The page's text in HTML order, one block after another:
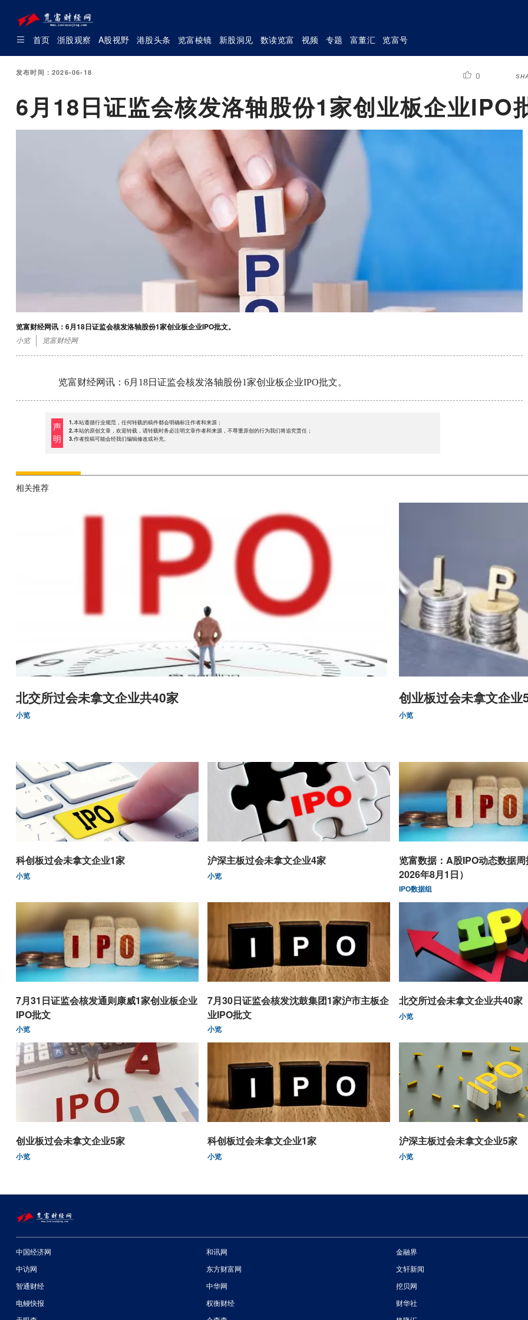
首页 浙股观察 A股视野 港股头条 览富棱镜 新股洞见 数读览富 视频 专题 富董汇 览富号
发布时间：2026-06-18 0
6月18日证监会核发洛轴股份1家创业板企业IPO
览富财经网讯：6月18日证监会核发洛轴股份1家创业板企业IPO批文。
小览 览富财经网
览富财经网讯：6月18日证监会核发洛轴股份1家创业板企业IPO批文。
声
明
1.本站遵循行业规范，任何转载的稿件都会明确标注作者和来源；
2.本站的原创文章，欢迎转载，请转载时务必注明文章作者和来源，不尊重原创的行为我们将追究责任；
3.作者投稿可能会经我们编辑修改或补充。
相关推荐
北交所过会未拿文企业共40家
小览
创业板过会未拿文企业
小览
科创板过会未拿文企业1家
小览
沪深主板过会未拿文企业4家
小览
览富数据：A股IPO动态数据
2026年8月1日）
IPO数据组
7月31日证监会核发通则康威1家创业板企业
IPO批文
小览
7月30日证监会核发沈鼓集团1家沪市主板企
业IPO批文
小览
北交所过会未拿文企业共40家
小览
创业板过会未拿文企业5家
小览
科创板过会未拿文企业1家
小览
沪深主板过会未拿文企业5家
小览
中国经济网 和讯网
金融界
中访网
东方财富网
文轩新闻
智通财经
中华网
挖贝网
电鳗快报
权衡财经
财华社